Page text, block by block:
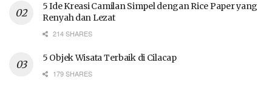
5 Ide Kreasi Camilan Simpel dengan Rice Paper yang
Renyah dan Lezat
214 SHARES
5 Objek Wisata Terbaik di Cilacap
179 SHARES